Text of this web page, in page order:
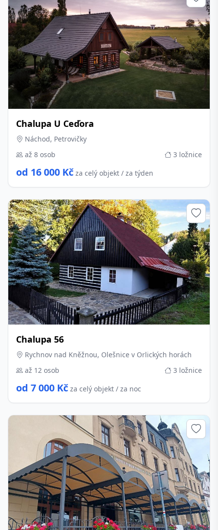
Chalupa U Ceďora
Náchod, Petrovičky
až 8 osob
3 ložnice
od 16 000 Kč za celý objekt / za týden
Chalupa 56
Rychnov nad Kněžnou, Olešnice v Orlických horách
až 12 osob
3 ložnice
od 7 000 Kč za celý objekt / za noc